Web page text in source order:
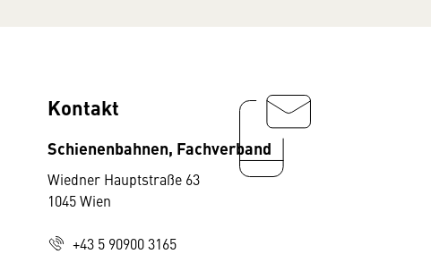
Kontakt
Schienenbahnen, Fachverband
Wiedner Hauptstraße 63
1045 Wien
+43 5 90900 3165